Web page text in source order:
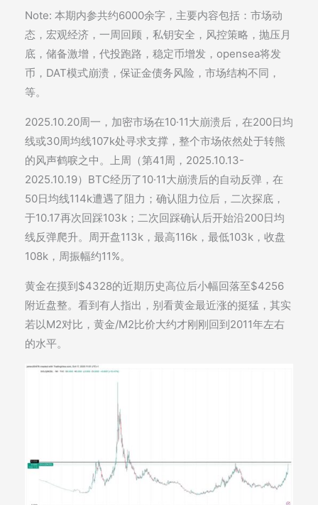
Note: 本期内参共约6000余字，主要内容包括：市场动
态，宏观经济，一周回顾，私钥安全，风控策略，抛压月
底，储备激增，代投跑路，稳定币增发，opensea将发
币，DAT模式崩溃，保证金债务风险，市场结构不同，
等。
2025.10.20周一，加密市场在10·11大崩溃后，在200日均
线或30周均线107k处寻求支撑，整个市场依然处于转熊
的风声鹤唳之中。上周（第41周，2025.10.13-
2025.10.19）BTC经历了10·11大崩溃后的自动反弹，在
50日均线114k遭遇了阻力；确认阻力位后，二次探底，
于10.17再次回踩103k；二次回踩确认后开始沿200日均
线反弹爬升。周开盘113k，最高116k，最低103k，收盘
108k，周振幅约11%。
黄金在摸到$4328的近期历史高位后小幅回落至$4256
附近盘整。看到有人指出，别看黄金最近涨的挺猛，其实
若以M2对比，黄金/M2比价大约才刚刚回到2011年左右
的水平。